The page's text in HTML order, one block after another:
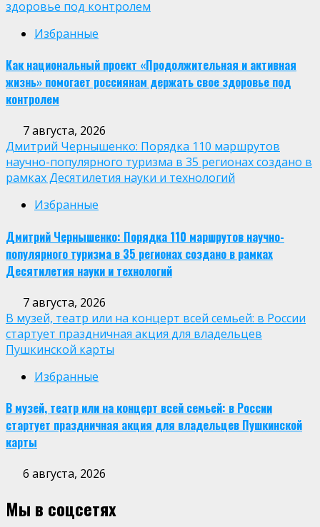
здоровье под контролем
Избранные
Как национальный проект «Продолжительная и активная
жизнь» помогает россиянам держать свое здоровье под
контролем
7 августа, 2026
Дмитрий Чернышенко: Порядка 110 маршрутов
научно-популярного туризма в 35 регионах создано в
рамках Десятилетия науки и технологий
Избранные
Дмитрий Чернышенко: Порядка 110 маршрутов научно-
популярного туризма в 35 регионах создано в рамках
Десятилетия науки и технологий
7 августа, 2026
В музей, театр или на концерт всей семьей: в России
стартует праздничная акция для владельцев
Пушкинской карты
Избранные
В музей, театр или на концерт всей семьей: в России
стартует праздничная акция для владельцев Пушкинской
карты
6 августа, 2026
Мы в соцсетях